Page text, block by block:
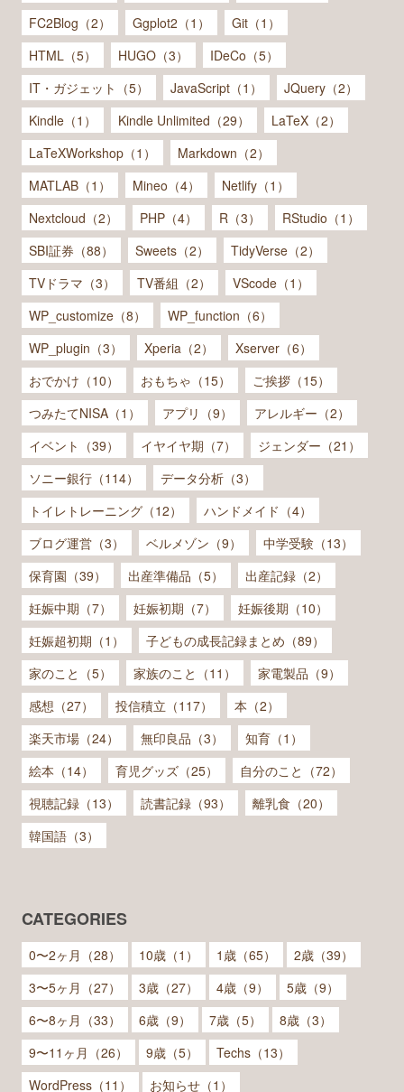
FC2Blog（2）
Ggplot2（1）
Git（1）
HTML（5）
HUGO（3）
IDeCo（5）
IT・ガジェット（5）
JavaScript（1）
JQuery（2）
Kindle（1）
Kindle Unlimited（29）
LaTeX（2）
LaTeXWorkshop（1）
Markdown（2）
MATLAB（1）
Mineo（4）
Netlify（1）
Nextcloud（2）
PHP（4） R（3）
RStudio（1）
SBI証券（88）
Sweets（2）
TidyVerse（2）
TVドラマ（3）
TV番組（2）
VScode（1）
WP_customize（8）
WP_function（6）
WP_plugin（3）
Xperia（2）
Xserver（6）
おでかけ（10）
おもちゃ（15）
ご挨拶（15）
つみたてNISA（1）
アプリ（9）
アレルギー（2）
イベント（39）
イヤイヤ期（7）
ジェンダー（21）
ソニー銀行（114）
データ分析（3）
トイレトレーニング（12）
ハンドメイド（4）
ブログ運営（3）
ベルメゾン（9）
中学受験（13）
保育園（39）
出産準備品（5）
出産記録（2）
妊娠中期（7）
妊娠初期（7）
妊娠後期（10）
妊娠超初期（1）
子どもの成長記録まとめ（89）
家のこと（5）
家族のこと（11）
家電製品（9）
感想（27）
投信積立（117）
本（2）
楽天市場（24）
無印良品（3）
知育（1）
絵本（14）
育児グッズ（25）
自分のこと（72）
視聴記録（13）
読書記録（93）
離乳食（20）
韓国語（3）
CATEGORIES
0〜2ヶ月（28） 10歳（1） 1歳（65）
2歳（39）
3〜5ヶ月（27）
3歳（27） 4歳（9）
5歳（9）
6〜8ヶ月（33）
6歳（9） 7歳（5）
8歳（3）
9〜11ヶ月（26）
9歳（5）
Techs（13）
WordPress（11）
お知らせ（1）